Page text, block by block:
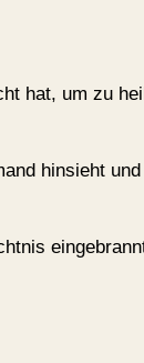
hat, um zu
hinsieht